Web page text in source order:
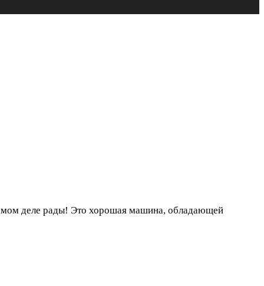
деле рады! Это хорошая машина, обладающей